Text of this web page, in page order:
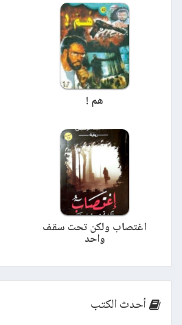
هم !
اغتصاب ولكن تحت سقف
واحد
أحدث الكتب